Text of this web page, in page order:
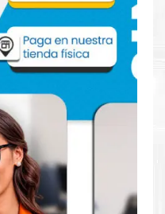
impresora
para provincia
la mejor manera de
para impresora
selección de productos
óptimo y duradero